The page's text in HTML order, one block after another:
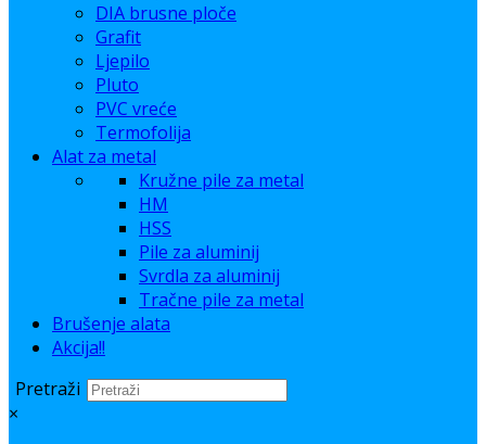
DIA brusne ploče
Grafit
Ljepilo
Pluto
PVC vreće
Termofolija
Alat za metal
Kružne pile za metal
HM
HSS
Pile za aluminij
Svrdla za aluminij
Tračne pile za metal
Brušenje alata
Akcija!!
Pretraži
×